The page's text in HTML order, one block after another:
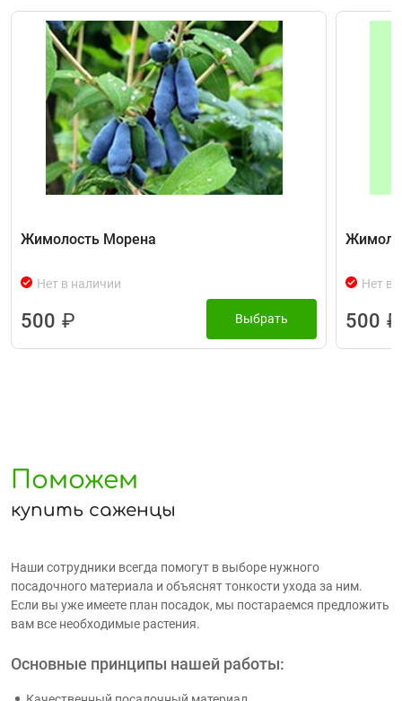
Жимолость Морена
Нет в наличии
500 ₽ Выбрать
Нет в
500 ₽
Поможем
купить саженцы
Наши сотрудники всегда помогут в выборе нужного
посадочного материала и объяснят тонкости ухода за ним.
Если вы уже имеете план посадок, мы постараемся предложить
вам все необходимые растения.
Основные принципы нашей работы: